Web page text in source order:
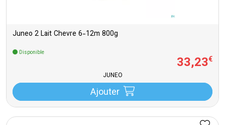
Juneo 2 Lait Chevre 6-12m 800g
Disponible
33,23€
JUNEO
Ajouter